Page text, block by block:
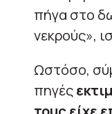
πήγα στο
νεκρούς»,
Ωστόσο,
πηγές